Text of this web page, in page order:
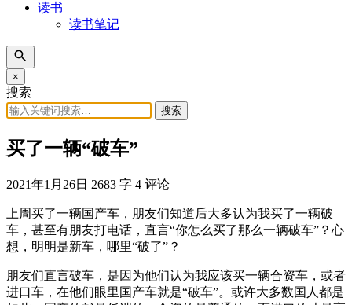
读书
读书笔记
×
搜索
搜索
买了一辆“破车”
2021年1月26日 2683 字 4 评论
上周买了一辆国产车，朋友们知道后大多认为我买了一辆破
车，甚至有朋友打电话，直言“你怎么买了那么一辆破车”？心
想，明明是新车，哪里“破了”？
朋友们直言破车，是因为他们认为我应该买一辆合资车，或者
进口车，在他们眼里国产车就是“破车”。或许大多数国人都是